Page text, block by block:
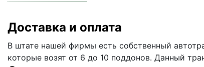
На поддоне
Водопоглощение
Цвет
Фактура
Доставка и оплата
В штате нашей фирмы есть собственный
которые возят от 6 до 10 поддонов. Данный